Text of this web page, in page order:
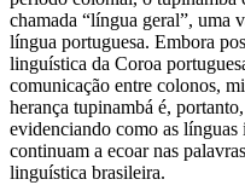
chamada “língua geral”, uma
língua portuguesa. Embora
linguística da Coroa
comunicação entre colonos,
herança tupinambá é,
evidenciando como as línguas
continuam a ecoar nas
linguística brasileira.